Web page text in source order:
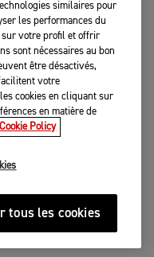
similaires pour
les performances du
sur votre profil et offrir
sont nécessaires au bon
être désactivés,
votre
cookies en cliquant sur
en matière de
Cookie Policy
tous les cookies